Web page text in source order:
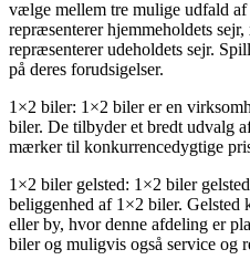
vælge mellem tre mulige udfald af
repræsenterer hjemmeholdets
repræsenterer udeholdets sejr.
på deres forudsigelser.
1×2 biler: 1×2 biler er en
biler. De tilbyder et bredt udvalg
mærker til konkurrencedygtige
1×2 biler gelsted: 1×2 biler
beliggenhed af 1×2 biler. Gelsted
eller by, hvor denne afdeling er
biler og muligvis også service og